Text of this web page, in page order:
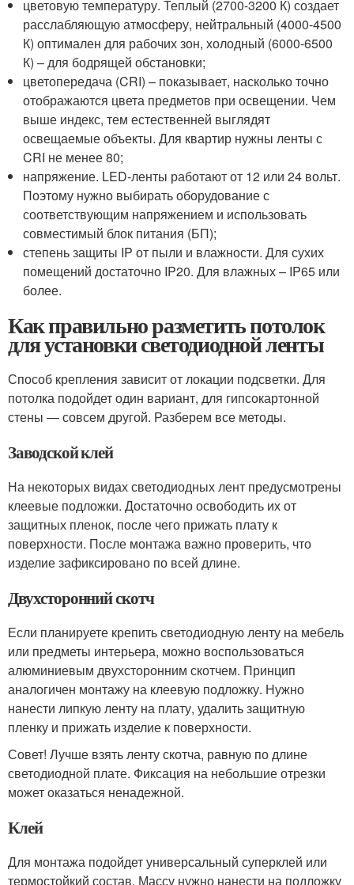
цветовую температуру. Теплый (2700-3200 К) создает
расслабляющую атмосферу, нейтральный (4000-4500
К) оптимален для рабочих зон, холодный (6000-6500
К) – для бодрящей обстановки;
цветопередача (CRI) – показывает, насколько точно
отображаются цвета предметов при освещении. Чем
выше индекс, тем естественней выглядят
освещаемые объекты. Для квартир нужны ленты с
CRI не менее 80;
напряжение. LED-ленты работают от 12 или 24 вольт.
Поэтому нужно выбирать оборудование с
соответствующим напряжением и использовать
совместимый блок питания (БП);
степень защиты IP от пыли и влажности. Для сухих
помещений достаточно IP20. Для влажных – IP65 или
более.
Как правильно разметить потолок
для установки светодиодной ленты
Способ крепления зависит от локации подсветки. Для
потолка подойдет один вариант, для гипсокартонной
стены — совсем другой. Разберем все методы.
Заводской клей
На некоторых видах светодиодных лент предусмотрены
клеевые подложки. Достаточно освободить их от
защитных пленок, после чего прижать плату к
поверхности. После монтажа важно проверить, что
изделие зафиксировано по всей длине.
Двухсторонний скотч
Если планируете крепить светодиодную ленту на мебель
или предметы интерьера, можно воспользоваться
алюминиевым двухсторонним скотчем. Принцип
аналогичен монтажу на клеевую подложку. Нужно
нанести липкую ленту на плату, удалить защитную
пленку и прижать изделие к поверхности.
Совет! Лучше взять ленту скотча, равную по длине
светодиодной плате. Фиксация на небольшие отрезки
может оказаться ненадежной.
Клей
Для монтажа подойдет универсальный суперклей или
термостойкий состав. Массу нужно нанести на подложку